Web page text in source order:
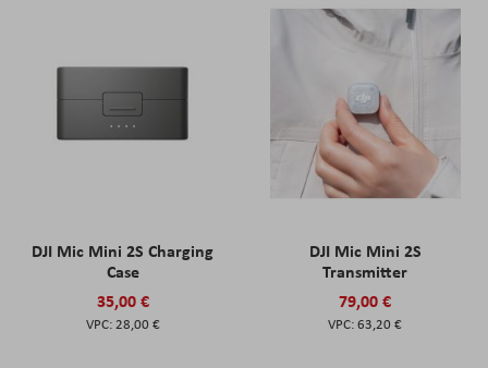
DJI Mic Mini 2S Charging
Case
35,00 €
28,00 €
DJI Mic Mini 2S
Transmitter
79,00 €
63,20 €